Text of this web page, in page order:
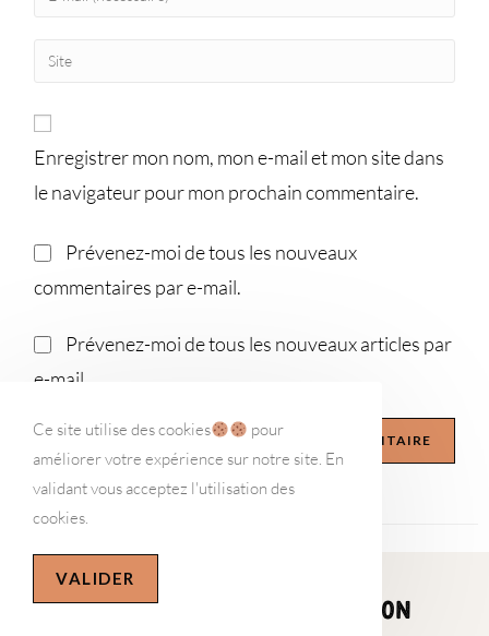
Enregistrer mon nom, mon e-mail et mon site dans
le navigateur pour mon prochain commentaire.
Prévenez-moi de tous les nouveaux
commentaires par e-mail.
Prévenez-moi de tous les nouveaux articles par
e-mail.
LA NEWSLETTER MYDELIPRESSION
Ce site utilise des cookies
pour
améliorer votre expérience sur notre site. En
validant vous acceptez l'utilisation des
cookies.
VALIDER